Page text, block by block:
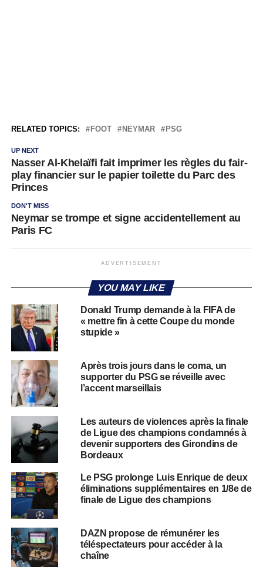
RELATED TOPICS: FOOT NEYMAR PSG
UP NEXT
Nasser Al-Khelaïfi fait imprimer les règles du fair-
play financier sur le papier toilette du Parc des
Princes
DON'T MISS
Neymar se trompe et signe accidentellement au
Paris FC
ADVERTISEMENT
YOU MAY LIKE
Donald Trump demande à la FIFA de
« mettre fin à cette Coupe du monde
stupide »
Après trois jours dans le coma, un
supporter du PSG se réveille avec
l’accent marseillais
Les auteurs de violences après la finale
de Ligue des champions condamnés à
devenir supporters des Girondins de
Bordeaux
Le PSG prolonge Luis Enrique de deux
éliminations supplémentaires en 1/8e de
finale de Ligue des champions
DAZN propose de rémunérer les
téléspectateurs pour accéder à la
chaîne